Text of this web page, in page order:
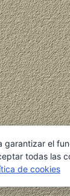
el
todas las
de cookies